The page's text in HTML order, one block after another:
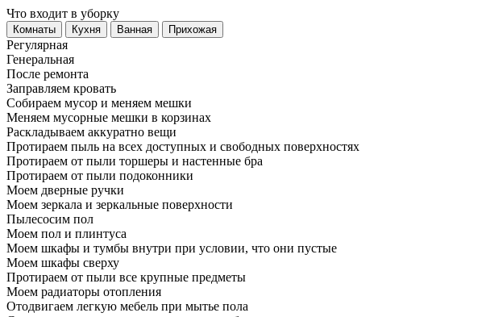
Что входит в уборку
Регу­лярная
Гене­ральная
После ремонта
Заправляем кровать
Собираем мусор и меняем мешки
Меняем мусорные мешки в корзинах
Раскладываем аккуратно вещи
Протираем пыль на всех доступных и свободных поверхностях
Протираем от пыли торшеры и настенные бра
Протираем от пыли подоконники
Моем дверные ручки
Моем зеркала и зеркальные поверхности
Пылесосим пол
Моем пол и плинтуса
Моем шкафы и тумбы внутри при условии, что они пустые
Моем шкафы сверху
Протираем от пыли все крупные предметы
Моем радиаторы отопления
Отодвигаем легкую мебель при мытье пола